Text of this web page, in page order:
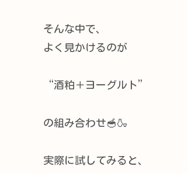
そんな中で、
よく見かけるのが
“酒粕＋ヨーグルト”
の組み合わせ🥣🍶
実際に試してみると、